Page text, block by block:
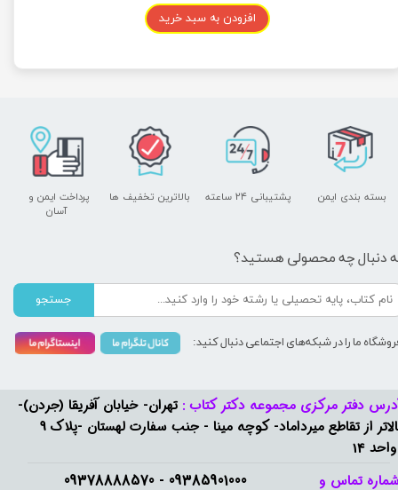
افزودن به سبد خرید
09385901000 - 09378888570​​​​​​​
دفتر مرکزی مجموعه دکتر کتاب : تهران- خیابان آفریقا (جردن)-
بالاتر از تقاطع میرداماد- کوچه مینا - جنب سفارت لهستان -پلاک 9
14
تماس و
پشتیبانی ۲۴ ساعته
پرداخت ایمن و ​​​​​​​
آسان
بسته بندی ایمن بالاترین تخفیف ها
دنبال چه محصولی هستید؟
جستجو
ما را در شبکه‌های اجتماعی دنبال کنید: